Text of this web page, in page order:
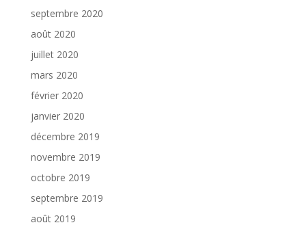
septembre 2020
août 2020
juillet 2020
mars 2020
février 2020
janvier 2020
décembre 2019
novembre 2019
octobre 2019
septembre 2019
août 2019